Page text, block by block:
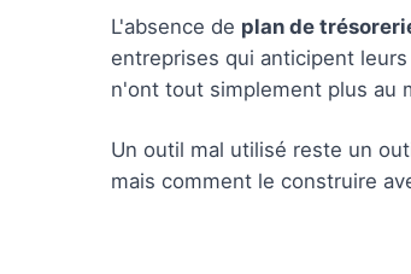
L'absence de plan de
entreprises qui anticipent
n'ont tout simplement plus au
Un outil mal utilisé reste un
mais comment le construire